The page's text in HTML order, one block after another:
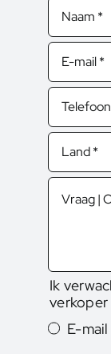
Ik
verkoper
E-mail